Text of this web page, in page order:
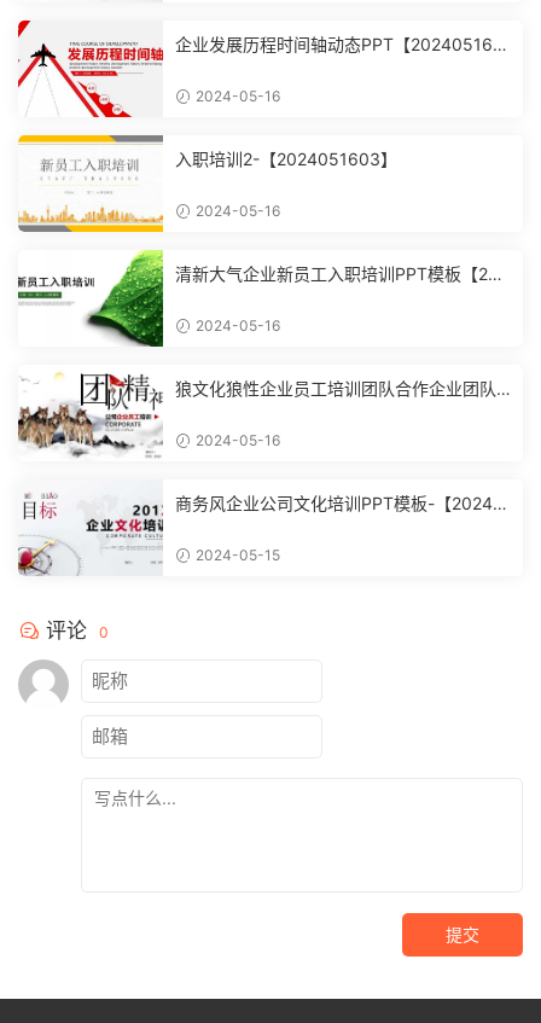
企业发展历程时间轴动态PPT【202405160
2024-05-16
入职培训2-【2024051603】
2024-05-16
清新大气企业新员工入职培训PPT模板【202
2024-05-16
狼文化狼性企业员工培训团队合作企业团队
2024-05-16
商务风企业公司文化培训PPT模板-【20240
2024-05-15
评论 0
提交